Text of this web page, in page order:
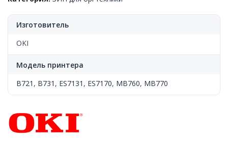
Изготовитель
OKI
Модель принтера
B721 , B731 , ES7131 , ES7170, MB760, MB770